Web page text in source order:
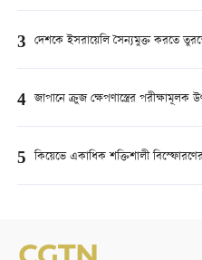
3 দেশকে ইসরায়েলি সৈন্যমুক্ত করতে
4 জাপানে ক্রুজ ক্ষেপণাস্ত্রের পরীক্ষামূলক
5 কিয়েভে একাধিক শক্তিশালী